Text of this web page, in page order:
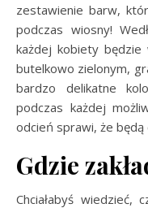
zestawienie barw,
podczas wiosny!
każdej kobiety
butelkowo zielonym,
bardzo delikatne
podczas każdej
odcień sprawi, że
Gdzie
Chciałabyś wiedzieć,